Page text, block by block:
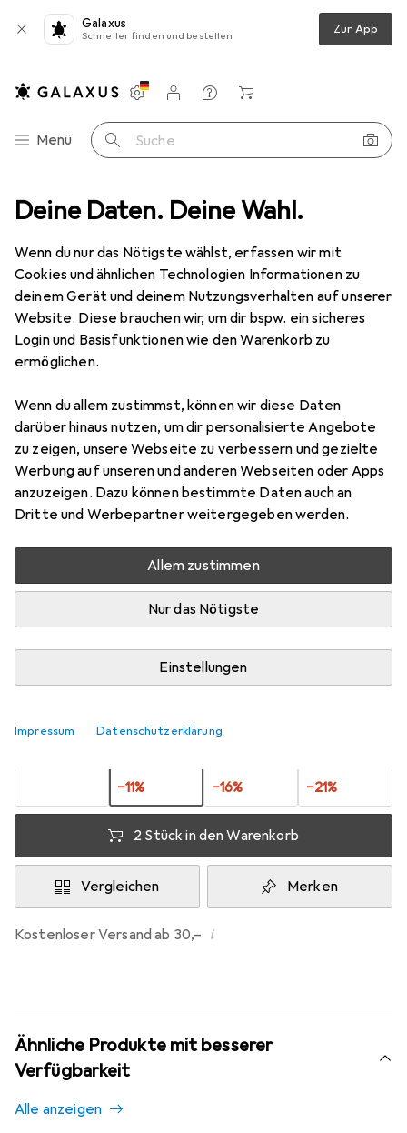
Deine Daten. Deine Wahl.
Wenn du nur das Nötigste wählst, erfassen wir mit
Cookies und ähnlichen Technologien Informationen zu
deinem Gerät und deinem Nutzungsverhalten auf unserer
Website. Diese brauchen wir, um dir bspw. ein sicheres
Login und Basisfunktionen wie den Warenkorb zu
ermöglichen.
Wenn du allem zustimmst, können wir diese Daten
darüber hinaus nutzen, um dir personalisierte Angebote
zu zeigen, unsere Webseite zu verbessern und gezielte
Werbung auf unseren und anderen Webseiten oder Apps
anzuzeigen. Dazu können bestimmte Daten auch an
Dritte und Werbepartner weitergegeben werden.
Allem zustimmen
Nur das Nötigste
Einstellungen
Impressum Datenschutzerklärung
Galaxus
Schneller finden und bestellen Zur App
Navigation nach Kategorien
Menü Suche
Einstellungen
Kundenkonto
Vergleichslisten
Merklisten
Warenkorb
RC Auto Zubehör Tamiya DT-03/02 19 Z Stahl Motorritzel M0,8
MENGENRABATT
Motorritzel M0,8
Preis in EUR inkl. MwSt.
EUR
5,69 SpareEUR
1,38
Bewertungen
Zwischen Mi, 19.8. und Fr, 21.8. geliefert
Mehr als 10 Stück an Lager beim Lieferanten
Benachrichtigen, wenn schneller verfügbar
1 Stück
2 Stück
−11%
3 Stück
−16% −21%
2 Stück in den Warenkorb
Vergleichen Merken
Kostenloser Versand ab 30,– i
Ähnliche Produkte mit besserer
Verfügbarkeit
Alle anzeigen